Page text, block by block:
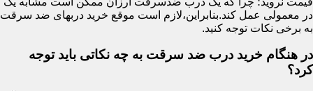
در معمولی عمل کند.بنابراین،لازم است موقع خرید دربهای ضد سرقت
به برخی نکات توجه کنید.
در هنگام خرید درب ضد سرقت به چه نکاتی باید توجه
کرد؟